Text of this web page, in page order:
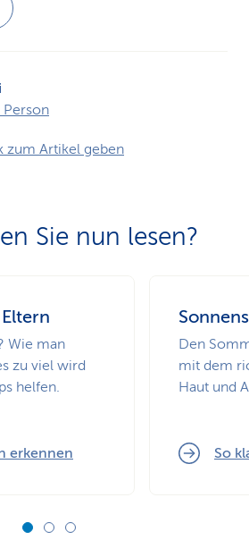
Person
zum Artikel geben
Sie nun lesen?
Wie man
zu viel wird
helfen.
erkennen
Den
mit dem
Haut und
So